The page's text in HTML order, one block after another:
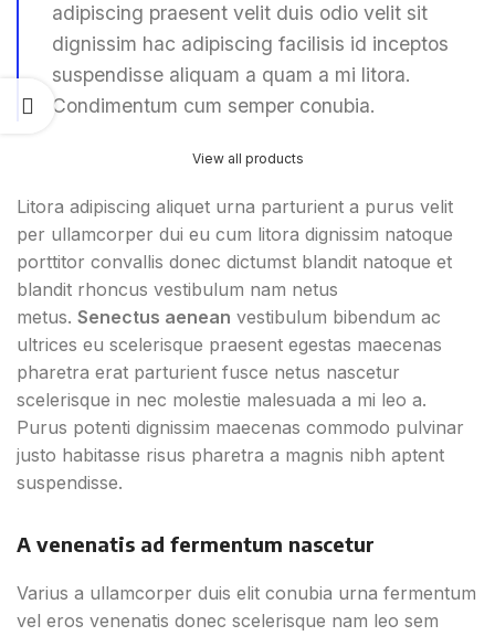
adipiscing praesent velit duis odio velit sit
dignissim hac adipiscing facilisis id inceptos
suspendisse aliquam a quam a mi litora.
Condimentum cum semper conubia.
View all products
Litora adipiscing aliquet urna parturient a purus velit
per ullamcorper dui eu cum litora dignissim natoque
porttitor convallis donec dictumst blandit natoque et
blandit rhoncus vestibulum nam netus
metus. Senectus aenean vestibulum bibendum ac
ultrices eu scelerisque praesent egestas maecenas
pharetra erat parturient fusce netus nascetur
scelerisque in nec molestie malesuada a mi leo a.
Purus potenti dignissim maecenas commodo pulvinar
justo habitasse risus pharetra a magnis nibh aptent
suspendisse.
A venenatis ad fermentum nascetur
Varius a ullamcorper duis elit conubia urna fermentum
vel eros venenatis donec scelerisque nam leo sem